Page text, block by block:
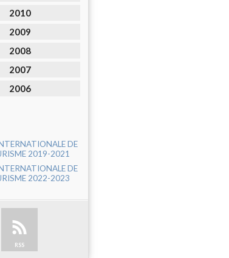
2010
2009
2008
2007
2006
DE
2019-2021
DE
2022-2023
RSS